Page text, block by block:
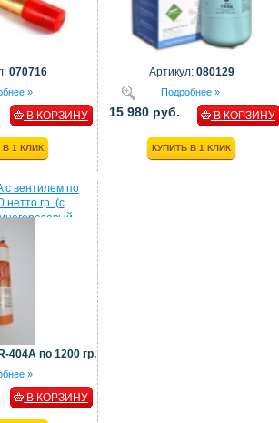
070716
»
В КОРЗИНУ
В 1 КЛИК
Артикул: 080129
Подробнее »
15 980 руб. В КОРЗИНУ
КУПИТЬ В 1 КЛИК
с вентилем по
нетто гр. (с
404A по 1200 гр.
»
В КОРЗИНУ